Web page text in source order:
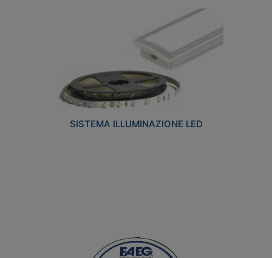
SISTEMA ILLUMINAZIONE LED